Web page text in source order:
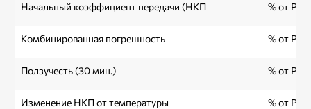
Начальный коэффициент передачи (НКП % от РКП
Комбинированная погрешность % от РКП
Ползучесть (30 мин.) % от РКП
Изменение НКП от температуры
% от